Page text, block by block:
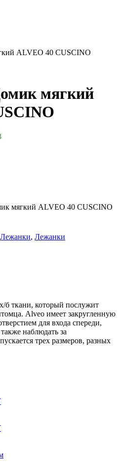
ALVEO 40 CUSCINO
мягкий
мягкий ALVEO 40 CUSCINO
Лежанки, Лежанки
б ткани, который послужит
Alveo имеет закругленную
для входа спереди,
наблюдать за
трех размеров, разных